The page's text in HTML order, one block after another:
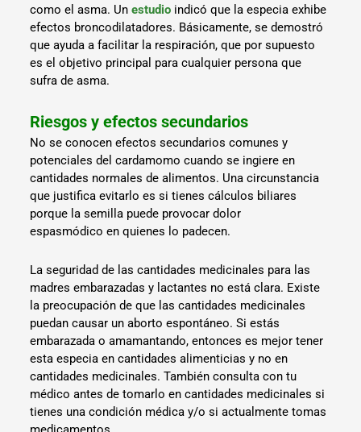
como el asma. Unestudio indicó que la especia exhibe
efectos broncodilatadores. Básicamente, se demostró
que ayuda a facilitar la respiración, que por supuesto
es el objetivo principal para cualquier persona que
sufra de asma.
Riesgos y efectos secundarios
No se conocen efectos secundarios comunes y
potenciales del cardamomo cuando se ingiere en
cantidades normales de alimentos. Una circunstancia
que justifica evitarlo es si tienes cálculos biliares
porque la semilla puede provocar dolor
espasmódico en quienes lo padecen.
La seguridad de las cantidades medicinales para las
madres embarazadas y lactantes no está clara. Existe
la preocupación de que las cantidades medicinales
puedan causar un aborto espontáneo. Si estás
embarazada o amamantando, entonces es mejor tener
esta especia en cantidades alimenticias y no en
cantidades medicinales. También consulta con tu
médico antes de tomarlo en cantidades medicinales si
tienes una condición médica y/o si actualmente tomas